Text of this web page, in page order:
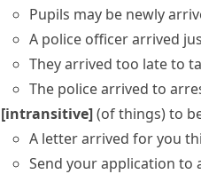
Pupils may be newly
A police officerarrived
Theyarrived too lateto
The police arrived to
[intransitive](of things)to
A letter arrived for you
Send your application to